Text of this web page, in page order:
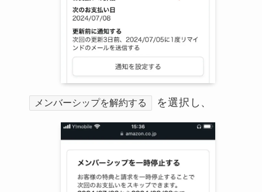
メンバーシップを解約する を選択し、